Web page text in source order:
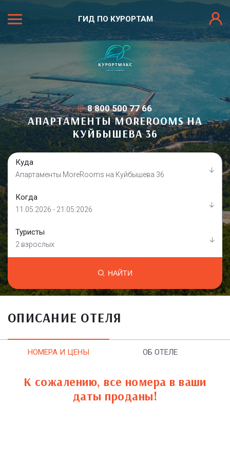
ГИД ПО КУРОРТАМ
8 800 500 77 66
АПАРТАМЕНТЫ MOREROOMS НА
КУЙБЫШЕВА 36
Куда
Апартаменты MoreRooms на Куйбышева 36
Когда
11.05.2026 - 21.05.2026
Туристы
2 взрослых
НАЙТИ
ОПИСАНИЕ ОТЕЛЯ
НОМЕРА И ЦЕНЫ ОБ ОТЕЛЕ
К сожалению, все номера в ваши
даты проданы!